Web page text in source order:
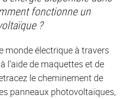
fonctionne un
?
monde électrique à travers
l’aide de maquettes et de
le cheminement de
panneaux photovoltaïques,